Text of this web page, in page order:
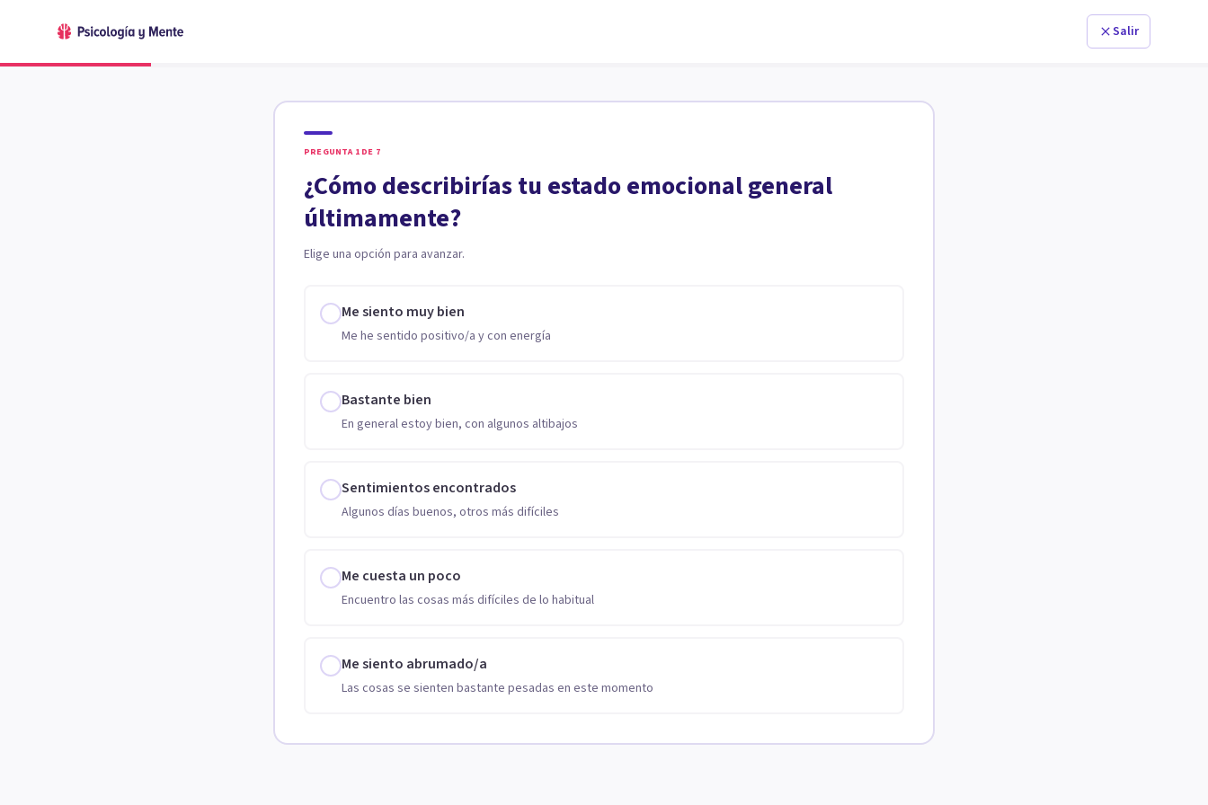
Salir
PREGUNTA 1 DE 7
¿Cómo describirías tu estado emocional general
últimamente?
Elige una opción para avanzar.
Me siento muy bien
Me he sentido positivo/a y con energía
Bastante bien
En general estoy bien, con algunos altibajos
Sentimientos encontrados
Algunos días buenos, otros más difíciles
Me cuesta un poco
Encuentro las cosas más difíciles de lo habitual
Me siento abrumado/a
Las cosas se sienten bastante pesadas en este momento